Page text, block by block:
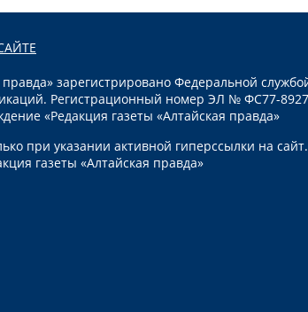
зарегистрировано Федеральной
Регистрационный номер ЭЛ № ФС77-
«Редакция газеты «Алтайская правда»
при указании активной гиперссылки на
газеты «Алтайская правда»